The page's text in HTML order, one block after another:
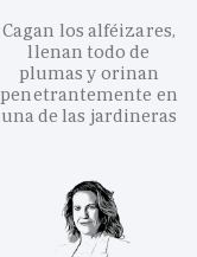
Cagan los alféizares,
llenan todo de
plumas y orinan
penetrantemente en
una de las jardineras